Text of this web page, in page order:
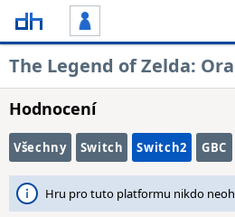
The Legend of Zelda:
Hodnocení
Všechny Switch Switch2 GBC
Hru pro tuto platformu nikdo